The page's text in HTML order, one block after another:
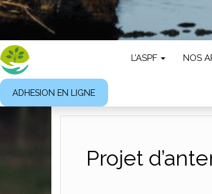
L’ASPF NOS
ADHESION EN LIGNE
Projet